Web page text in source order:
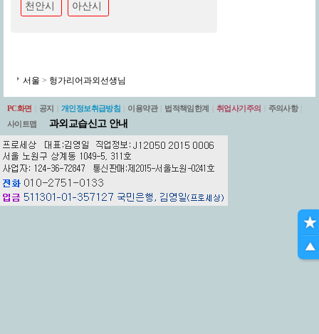
천안시
아산시
서울 > 헝가리어과외선생님
PC화면 공지 개인정보취급방침 이용약관 법적책임한계 취업사기주의 주의사항
사이트맵
과외교습신고 안내